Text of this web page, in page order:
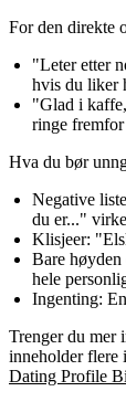
For den direkte
"Leter etter
hvis du liker
"Glad i
ringe
Hva du bør
Negative
du er..."
Klisjeer:
Bare høyden
hele
Ingenting:
Trenger du mer
inneholder flere
Dating Profile